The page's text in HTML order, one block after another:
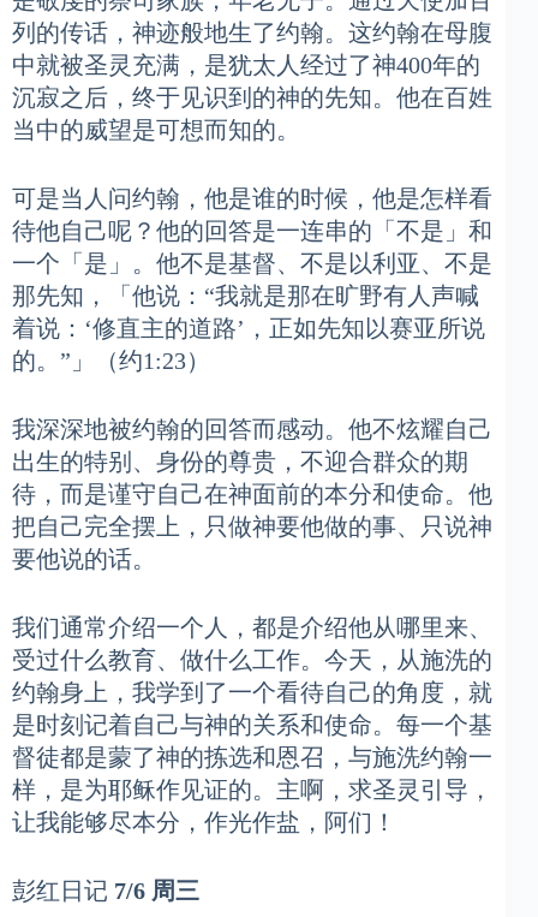
列的传话，神迹般地生了约翰。这约翰在母腹
中就被圣灵充满，是犹太人经过了神400年的
沉寂之后，终于见识到的神的先知。他在百姓
当中的威望是可想而知的。
可是当人问约翰，他是谁的时候，他是怎样看
待他自己呢？他的回答是一连串的「不是」和
一个「是」。他不是基督、不是以利亚、不是
那先知，「他说：“我就是那在旷野有人声喊
着说：‘修直主的道路’，正如先知以赛亚所说
的。”」（约1:23）
我深深地被约翰的回答而感动。他不炫耀自己
出生的特别、身份的尊贵，不迎合群众的期
待，而是谨守自己在神面前的本分和使命。他
把自己完全摆上，只做神要他做的事、只说神
要他说的话。
我们通常介绍一个人，都是介绍他从哪里来、
受过什么教育、做什么工作。今天，从施洗的
约翰身上，我学到了一个看待自己的角度，就
是时刻记着自己与神的关系和使命。每一个基
督徒都是蒙了神的拣选和恩召，与施洗约翰一
样，是为耶稣作见证的。主啊，求圣灵引导，
让我能够尽本分，作光作盐，阿们！
彭红日记 7/6 周三